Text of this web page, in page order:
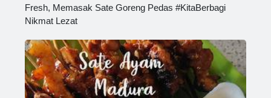
Fresh, Memasak Sate Goreng Pedas #KitaBerbagi
Nikmat Lezat